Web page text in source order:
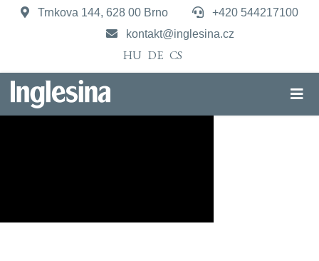
Trnkova 144, 628 00 Brno
+420 544217100
kontakt@inglesina.cz
HU DE CS